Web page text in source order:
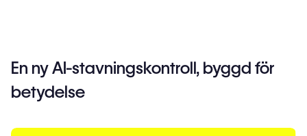
En ny AI-stavningskontroll, byggd för
betydelse